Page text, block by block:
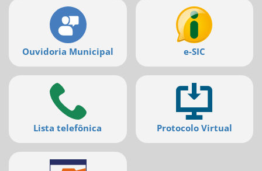
Ouvidoria Municipal e-SIC
Lista telefônica Protocolo Virtual